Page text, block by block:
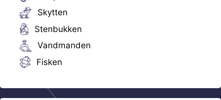
Skytten
Stenbukken
Vandmanden
Fisken